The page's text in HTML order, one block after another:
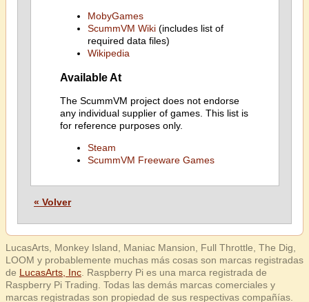
MobyGames
ScummVM Wiki(includes list of
required data files)
Wikipedia
Available At
The ScummVM project does not endorse
any individual supplier of games. This list is
for reference purposes only.
Steam
ScummVM Freeware Games
« Volver
LucasArts, Monkey Island, Maniac Mansion, Full Throttle, The Dig,
LOOM y probablemente muchas más cosas son marcas registradas
de LucasArts, Inc . Raspberry Pi es una marca registrada de
Raspberry Pi Trading. Todas las demás marcas comerciales y
marcas registradas son propiedad de sus respectivas compañías.